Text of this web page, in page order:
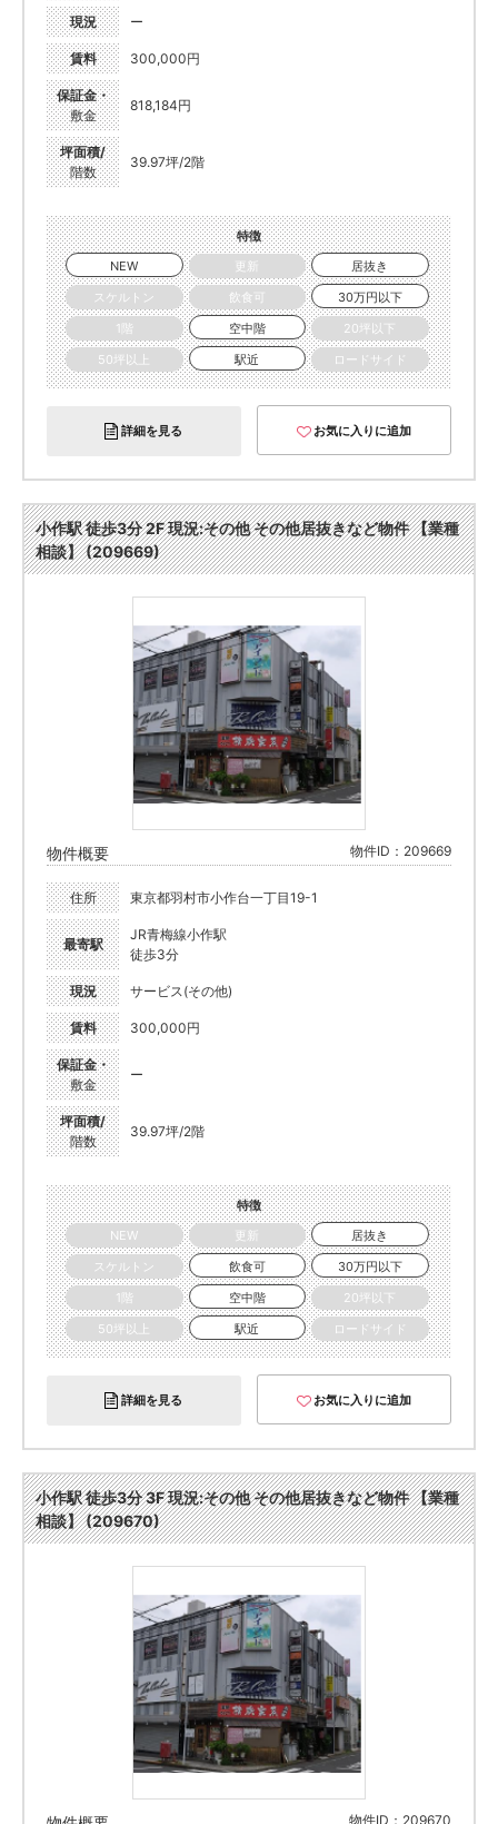
現況 ー
賃料 300,000円
保証金・
敷金
818,184円
坪面積/
階数
39.97坪/2階
特徴
NEW
更新
居抜き
スケルトン
飲食可
30万円以下
1階
空中階
20坪以下
50坪以上
駅近 ロードサイド
詳細を見る お気に入りに追加
小作駅 徒歩3分 2F 現況:その他 その他居抜きなど物件 【業種
相談】 (209669)
物件概要 物件ID：209669
住所 東京都羽村市小作台一丁目19-1
最寄駅
JR青梅線小作駅
徒歩3分
現況 サービス(その他)
賃料 300,000円
保証金・
敷金
ー
坪面積/
階数
39.97坪/2階
特徴
NEW
更新
居抜き
スケルトン
飲食可
30万円以下
1階
空中階
20坪以下
50坪以上
駅近 ロードサイド
詳細を見る お気に入りに追加
小作駅 徒歩3分 3F 現況:その他 その他居抜きなど物件 【業種
相談】 (209670)
物件ID：209670